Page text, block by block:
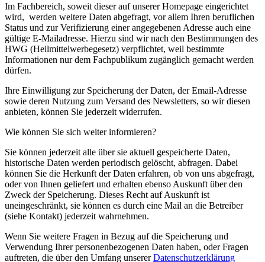
Im Fachbereich, soweit dieser auf unserer Homepage eingerichtet
wird, werden weitere Daten abgefragt, vor allem Ihren beruflichen
Status und zur Verifizierung einer angegebenen Adresse auch eine
gültige E-Mailadresse. Hierzu sind wir nach den Bestimmungen des
HWG (Heilmittelwerbegesetz) verpflichtet, weil bestimmte
Informationen nur dem Fachpublikum zugänglich gemacht werden
dürfen.
Ihre Einwilligung zur Speicherung der Daten, der Email-Adresse
sowie deren Nutzung zum Versand des Newsletters, so wir diesen
anbieten, können Sie jederzeit widerrufen.
Wie können Sie sich weiter informieren?
Sie können jederzeit alle über sie aktuell gespeicherte Daten,
historische Daten werden periodisch gelöscht, abfragen. Dabei
können Sie die Herkunft der Daten erfahren, ob von uns abgefragt,
oder von Ihnen geliefert und erhalten ebenso Auskunft über den
Zweck der Speicherung. Dieses Recht auf Auskunft ist
uneingeschränkt, sie können es durch eine Mail an die Betreiber
(siehe Kontakt) jederzeit wahrnehmen.
Wenn Sie weitere Fragen in Bezug auf die Speicherung und
Verwendung Ihrer personenbezogenen Daten haben, oder Fragen
auftreten, die über den Umfang unsererDatenschutzerklärung